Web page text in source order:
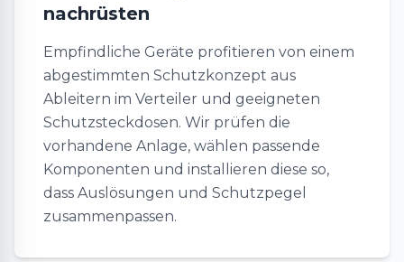
nachrüsten
Empfindliche Geräte profitieren von einem
abgestimmten Schutzkonzept aus
Ableitern im Verteiler und geeigneten
Schutzsteckdosen. Wir prüfen die
vorhandene Anlage, wählen passende
Komponenten und installieren diese so,
dass Auslösungen und Schutzpegel
zusammenpassen.